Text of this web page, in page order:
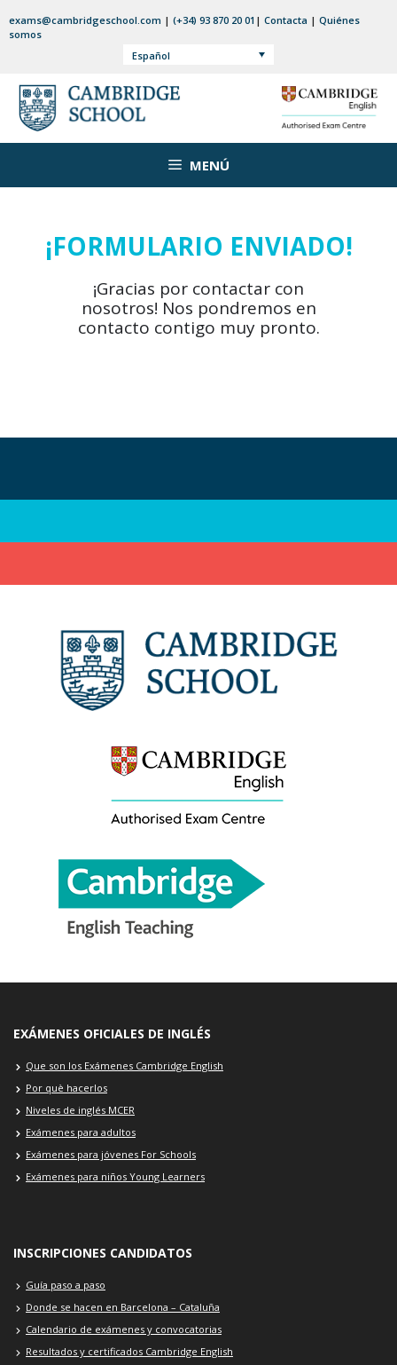
al
exams@cambridgeschool.com | (+34) 93 870 20 01 | Contacta | Quiénes
somos
Español
MENÚ
¡FORMULARIO ENVIADO!
¡Gracias por contactar con
nosotros! Nos pondremos en
contacto contigo muy pronto.
EXÁMENES OFICIALES DE INGLÉS
Que son los Exámenes Cambridge English
Por què hacerlos
Niveles de inglés MCER
Exámenes para adultos
Exámenes para jóvenes For Schools
Exámenes para niños Young Learners
INSCRIPCIONES CANDIDATOS
Guía paso a paso
Donde se hacen en Barcelona – Cataluña
Calendario de exámenes y convocatorias
Resultados y certificados Cambridge English